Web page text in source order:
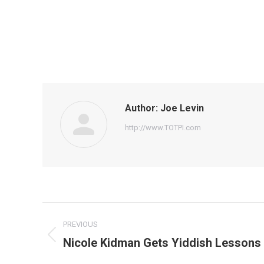
Author: Joe Levin
http://www.TOTPI.com
Post
navigation
PREVIOUS
Previous
Nicole Kidman Gets Yiddish Lessons